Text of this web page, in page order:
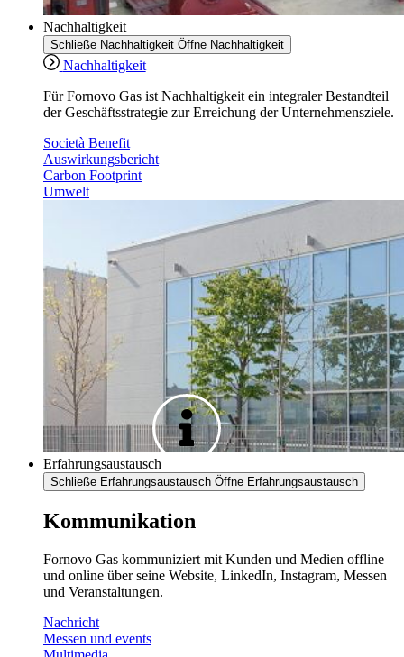
Nachhaltigkeit
Schließe Nachhaltigkeit Öffne Nachhaltigkeit
Nachhaltigkeit
Für Fornovo Gas ist Nachhaltigkeit ein integraler Bestandteil
der Geschäftsstrategie zur Erreichung der Unternehmensziele.
Società Benefit
Auswirkungsbericht
Carbon Footprint
Umwelt
Erfahrungsaustausch
Schließe Erfahrungsaustausch Öffne Erfahrungsaustausch
Kommunikation
Fornovo Gas kommuniziert mit Kunden und Medien offline
und online über seine Website, LinkedIn, Instagram, Messen
und Veranstaltungen.
Nachricht
Messen und events